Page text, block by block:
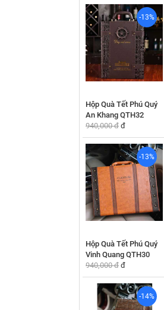
-13%
Hộp Quà Tết Phú Quý
An Khang QTH32
940,000 đ đ
-13%
Hộp Quà Tết Phú Quý
Vinh Quang QTH30
940,000 đ đ
-14%